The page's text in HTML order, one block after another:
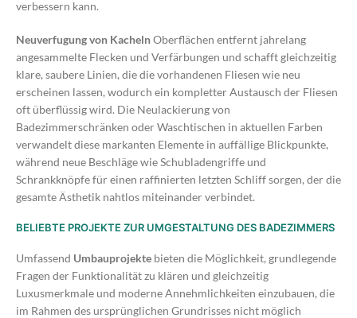
verbessern kann.
Neuverfugung von KachelnOberflächen entfernt jahrelang
angesammelte Flecken und Verfärbungen und schafft gleichzeitig
klare, saubere Linien, die die vorhandenen Fliesen wie neu
erscheinen lassen, wodurch ein kompletter Austausch der Fliesen
oft überflüssig wird. Die Neulackierung von
Badezimmerschränken oder Waschtischen in aktuellen Farben
verwandelt diese markanten Elemente in auffällige Blickpunkte,
während neue Beschläge wie Schubladengriffe und
Schrankknöpfe für einen raffinierten letzten Schliff sorgen, der die
gesamte Ästhetik nahtlos miteinander verbindet.
BELIEBTE PROJEKTE ZUR UMGESTALTUNG DES BADEZIMMERS
Umfassend Umbauprojekte bieten die Möglichkeit, grundlegende
Fragen der Funktionalität zu klären und gleichzeitig
Luxusmerkmale und moderne Annehmlichkeiten einzubauen, die
im Rahmen des ursprünglichen Grundrisses nicht möglich